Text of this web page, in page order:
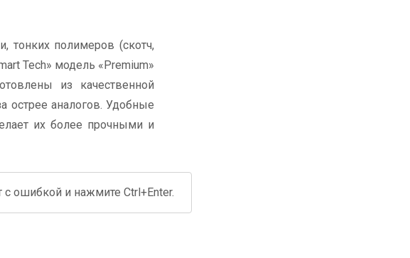
тонких полимеров (скотч,
Tech» модель «Premium»
из качественной
острее аналогов. Удобные
их более прочными и
с ошибкой и нажмите Ctrl+Enter.